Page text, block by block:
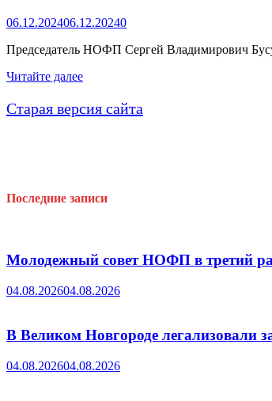
06.12.202406.12.20240
Председатель НОФП Сергей Владимирович
Оценка
соцпартнёрства
в
Читайте далее
Старая версия сайта
Последние записи
Молодежный совет НОФП в третий
04.08.202604.08.2026
В Великом Новгороде легализовали
04.08.202604.08.2026